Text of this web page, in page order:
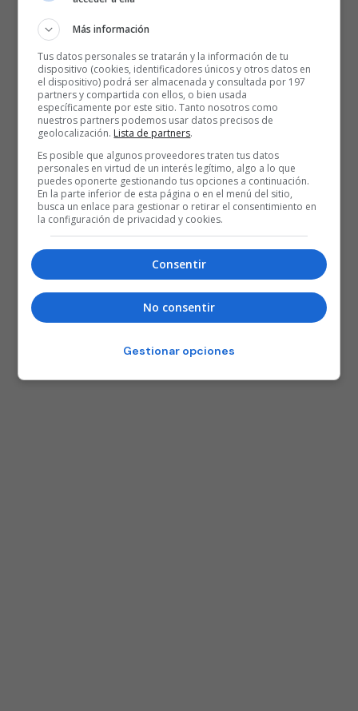
Más información
Tus datos personales se tratarán y la información de tu
dispositivo (cookies, identificadores únicos y otros datos en
el dispositivo) podrá ser almacenada y consultada por 197
partners y compartida con ellos, o bien usada
específicamente por este sitio. Tanto nosotros como
nuestros partners podemos usar datos precisos de
geolocalización. Lista de partners.
Es posible que algunos proveedores traten tus datos
personales en virtud de un interés legítimo, algo a lo que
puedes oponerte gestionando tus opciones a continuación.
En la parte inferior de esta página o en el menú del sitio,
busca un enlace para gestionar o retirar el consentimiento en
la configuración de privacidad y cookies.
Consentir
No consentir
Gestionar opciones